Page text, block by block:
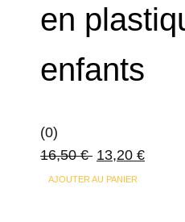
en
enfants
(0)
16,50€ 13,20 €
AJOUTER AU PANIER